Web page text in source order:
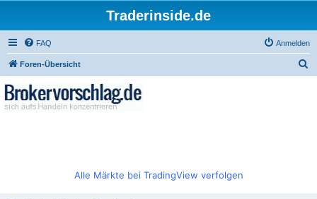
Traderinside.de
FAQ Anmelden
Foren-Übersicht
Alle Märkte bei TradingView verfolgen